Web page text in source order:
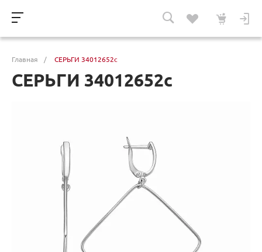
Главная / СЕРЬГИ 34012652с
СЕРЬГИ 34012652с